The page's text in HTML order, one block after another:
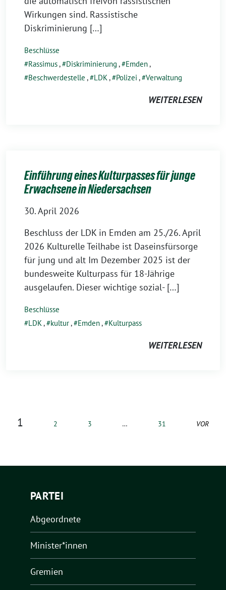
Wirkungen sind. Rassistische
Diskriminierung […]
Beschlüsse
Rassimus, Diskriminierung , Emden,
Beschwerdestelle , LDK, Polizei , Verwaltung
WEITERLESEN
Einführung eines Kulturpasses für junge
Erwachsene in Niedersachsen
30. April 2026
Beschluss der LDK in Emden am 25./26. April
2026 Kulturelle Teilhabe ist Daseinsfürsorge
für jung und alt Im Dezember 2025 ist der
bundesweite Kulturpass für 18-Jährige
ausgelaufen. Dieser wichtige sozial- […]
Beschlüsse
LDK, kultur, Emden, Kulturpass
WEITERLESEN
1 2 3 … 31 VOR
PARTEI
Abgeordnete
Minister*innen
Gremien